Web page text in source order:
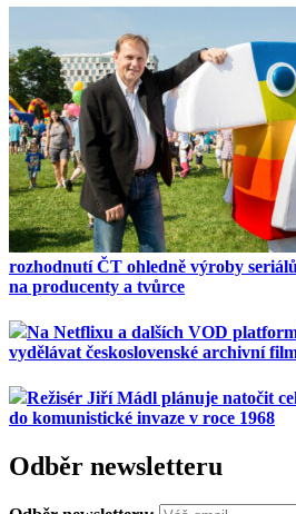
rozhodnutí ČT ohledně výroby
na producenty a tvůrce
Na Netflixu a dalších VOD
vydělávat československé archivní
Režisér Jiří Mádl plánuje natočit
do komunistické invaze v roce 1968
Odběr newsletteru